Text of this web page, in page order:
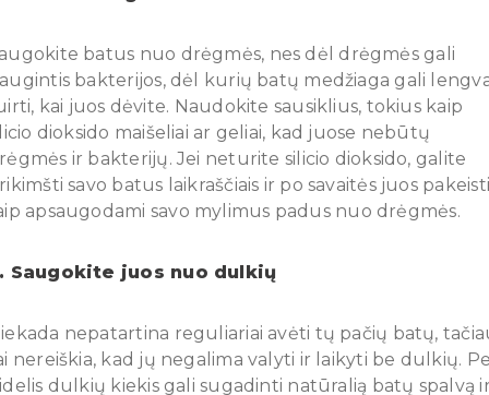
batus nuo drėgmės, nes dėl drėgmės gali
bakterijos, dėl kurių batų medžiaga gali
kai juos dėvite. Naudokite sausiklius, tokius kaip
dioksido maišeliai ar geliai, kad juose nebūtų
ir bakterijų. Jei neturite silicio dioksido, galite
savo batus laikraščiais ir po savaitės juos
apsaugodami savo mylimus padus nuo drėgmės.
Saugokite juos nuo dulkių
nepatartina reguliariai avėti tų pačių batų,
nereiškia, kad jų negalima valyti ir laikyti be dulkių.
dulkių kiekis gali sugadinti natūralią batų spalvą